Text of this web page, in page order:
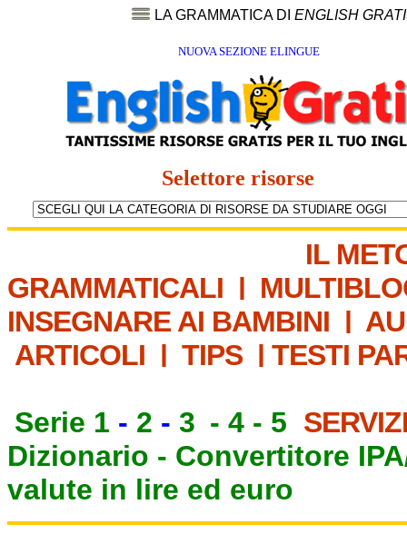
LA GRAMMATICA DI ENGLISH
NUOVA SEZIONE ELINGUE
Selettore risorse
IL
GRAMMATICALI |
INSEGNARE AI BAMBINI |
ARTICOLI | TIPS | TESTI
Serie 1 - 2 - 3 - 4 - 5
Dizionario - Convertitore
valute in lire ed euro